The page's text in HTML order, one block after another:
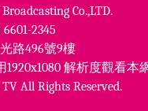
Co.,LTD.
2345
路496號9樓
1920x1080 解析度觀看本
All Rights Reserved.